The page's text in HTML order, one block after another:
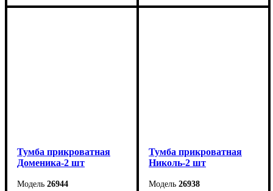
Ширина: 50 см
Ширина: 55,2 см
Тумба прикроватная
Доменика-2 шт
26944
Тумба прикроватная
Николь-2 шт
26938